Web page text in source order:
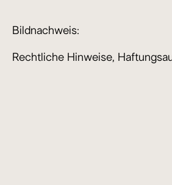
Bildnachweis:
Rechtliche Hinweise,